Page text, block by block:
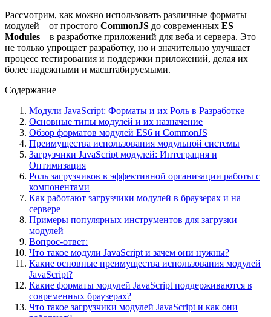
Рассмотрим, как можно использовать различные форматы
модулей – от простого CommonJS до современных ES
Modules – в разработке приложений для веба и сервера. Это
не только упрощает разработку, но и значительно улучшает
процесс тестирования и поддержки приложений, делая их
более надежными и масштабируемыми.
Содержание
Модули JavaScript: Форматы и их Роль в Разработке
Основные типы модулей и их назначение
Обзор форматов модулей ES6 и CommonJS
Преимущества использования модульной системы
Загрузчики JavaScript модулей: Интеграция и
Оптимизация
Роль загрузчиков в эффективной организации работы с
компонентами
Как работают загрузчики модулей в браузерах и на
сервере
Примеры популярных инструментов для загрузки
модулей
Вопрос-ответ:
Что такое модули JavaScript и зачем они нужны?
Какие основные преимущества использования модулей
JavaScript?
Какие форматы модулей JavaScript поддерживаются в
современных браузерах?
Что такое загрузчики модулей JavaScript и как они